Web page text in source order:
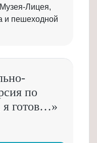
Лицея,
и пешеходной
по
я готов…»